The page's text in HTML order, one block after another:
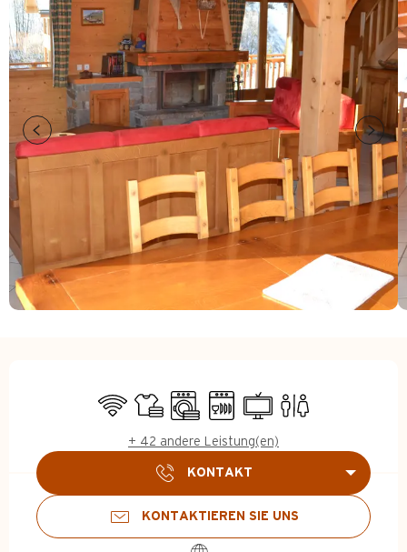
Öffnungszeiten &
Wi-Fi Bettwäsche und Laken
Waschmaschine
Geschirrspülmaschine
FernsehenToiletten
+ 42 andere Leistung(en)
KONTAKT
KONTAKTIEREN SIE UNS